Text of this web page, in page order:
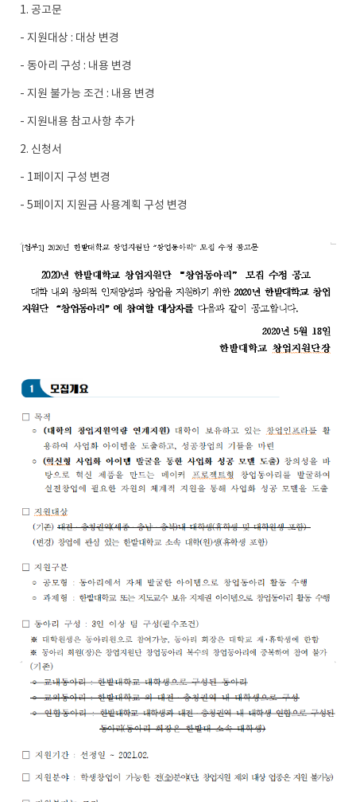
1. 공고문
- 지원대상 : 대상 변경
- 동아리 구성 : 내용 변경
- 지원 불가능 조건 : 내용 변경
- 지원내용 참고사항 추가
2. 신청서
- 1페이지 구성 변경
- 5페이지 지원금 사용계획 구성 변경